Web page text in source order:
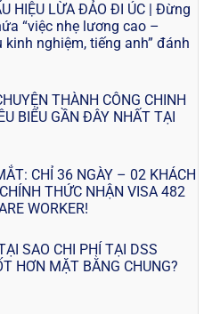
HIỆU LỪA ĐẢO ĐI ÚC | Đừng
“việc nhẹ lương cao –
kinh nghiệm, tiếng anh” đánh
THÀNH CÔNG CHINH
BIỂU GẦN ĐÂY NHẤT TẠI
CHỈ 36 NGÀY – 02 KHÁCH
THỨC NHẬN VISA 482
WORKER!
SAO CHI PHÍ TẠI DSS
HƠN MẶT BẰNG CHUNG?